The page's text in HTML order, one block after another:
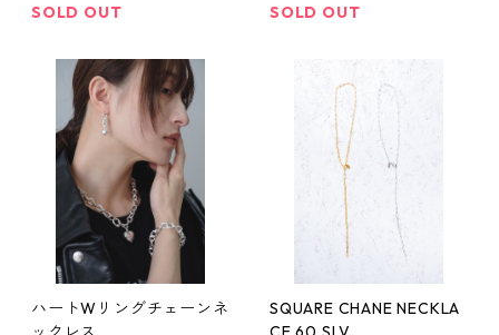
SOLD OUT
SOLD OUT
ハートWリングチェーンネ
SQUARE CHANE NECKLA